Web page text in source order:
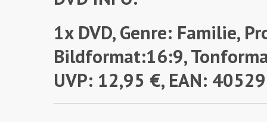
1x DVD, Genre: Familie,
Bildformat:16:9,
UVP: 12,95 €, EAN: